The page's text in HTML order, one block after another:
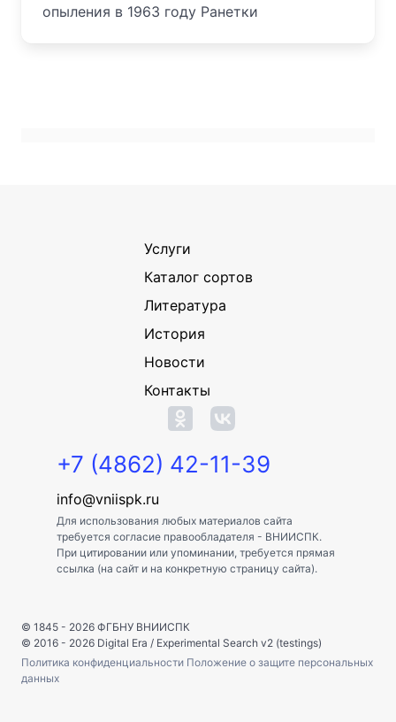
опыления в 1963 году Ранетки
Услуги
Каталог сортов
Литература
История
Новости
Контакты
+7 (4862) 42-11-39
info@vniispk.ru
Для использования любых материалов сайта
требуется согласие правообладателя - ВНИИСПК.
При цитировании или упоминании, требуется прямая
ссылка (на сайт и на конкретную страницу сайта).
© 1845 - 2026 ФГБНУ ВНИИСПК
© 2016 - 2026 Digital Era / Experimental Search v2 (testings)
Политика конфиденциальности Положение о защите персональных
данных